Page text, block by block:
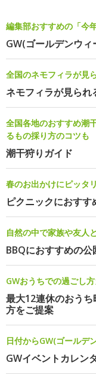
編集部おすすめの「今
GW(ゴールデンウ
全国のネモフィラが見
ネモフィラが見られ
全国各地のおすすめ潮
るもの採り方のコツも
潮干狩りガイド
春のお出かけにピッタ
ピクニックにおすす
自然の中で家族や友人
BBQにおすすめの公
GWおうちでの過ごし
最大12連休のおう
方をご提案
日付からGW(ゴールデ
GWイベントカレン